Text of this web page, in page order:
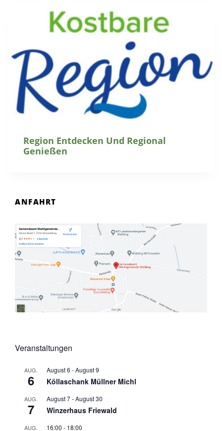
Region Entdecken Und Regional
Genießen
ANFAHRT
Veranstaltungen
AUG.
6
August 6 -August 9
Köllaschank Müllner Michl
AUG.
7
August 7-August 30
Winzerhaus Friewald
AUG. 16:00 - 18:00